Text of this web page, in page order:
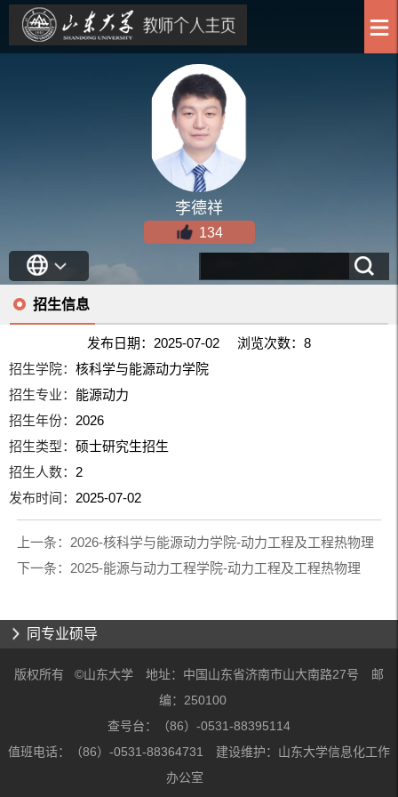
李德祥
134
招生信息
发布日期：2025-07-02 浏览次数： 8
招生学院：核科学与能源动力学院
招生专业： 能源动力
招生年份： 2026
招生类型：硕士研究生招生
招生人数： 2
发布时间： 2025-07-02
上一条： 2026-核科学与能源动力学院-动力工程及工程热物理
下一条： 2025-能源与动力工程学院-动力工程及工程热物理
同专业硕导
版权所有 ©山东大学 地址：中国山东省济南市山大南路27号 邮
编：250100
查号台：（86）-0531-88395114
值班电话：（86）-0531-88364731 建设维护：山东大学信息化工作
办公室